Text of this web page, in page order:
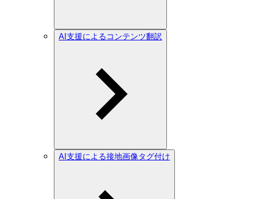
AI支援によるコンテンツ翻訳
AI支援による接地画像タグ付け